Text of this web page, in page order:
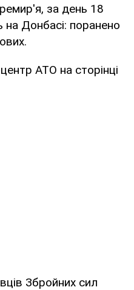
за день 18
на Донбасі: поранено
АТО на сторінці
Збройних сил